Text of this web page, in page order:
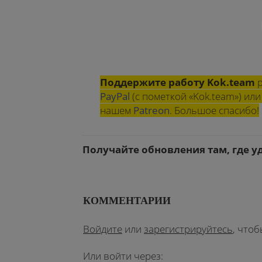
Поддержите работу Kok.team
PayPal (с пометкой «Kok.team»)
нашем Patreon. Большое спасибо!
Получайте обновления там, где
КОММЕНТАРИИ
Войдите или зарегистрируйтесь,
Или войти через: